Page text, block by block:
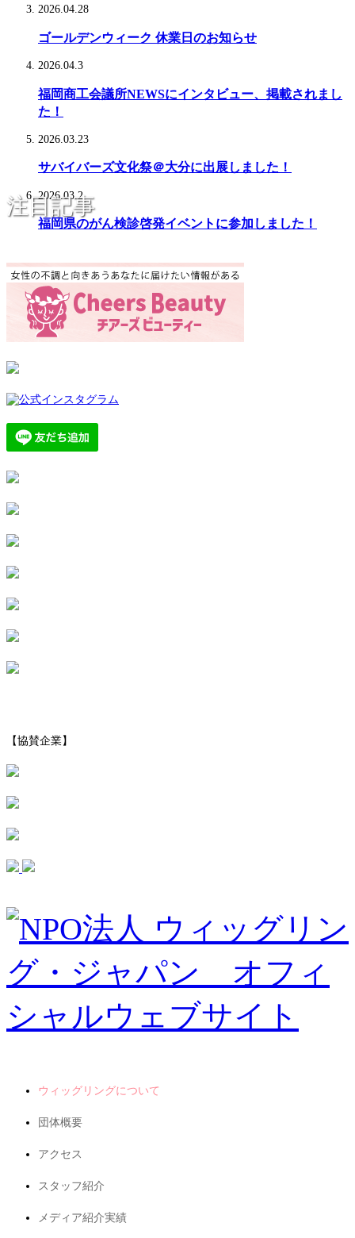
注目記事
2026.04.28
ゴールデンウィーク 休業日のお知らせ
2026.04.3
福岡商工会議所NEWSにインタビュー、掲載されまし
た！
2026.03.23
サバイバーズ文化祭＠大分に出展しました！
2026.03.2
福岡県のがん検診啓発イベントに参加しました！
【協賛企業】
ウィッグリングについて
団体概要
アクセス
スタッフ紹介
メディア紹介実績